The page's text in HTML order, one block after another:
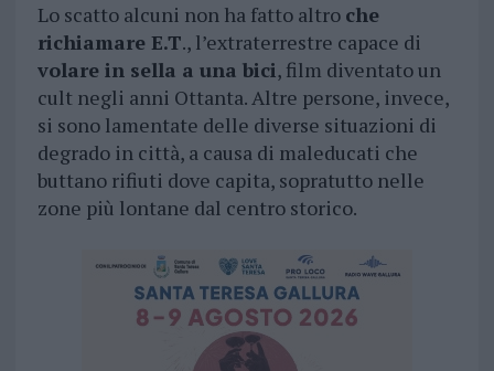
Lo scatto alcuni non ha fatto altro che
richiamare E.T., l’extraterrestre capace di
volare in sella a una bici, film diventato un
cult negli anni Ottanta. Altre persone, invece,
si sono lamentate delle diverse situazioni di
degrado in città, a causa di maleducati che
buttano rifiuti dove capita, sopratutto nelle
zone più lontane dal centro storico.